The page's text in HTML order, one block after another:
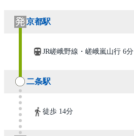
京都駅
JR嵯峨野線・嵯峨嵐山行 6分
二条駅
徒歩 14分